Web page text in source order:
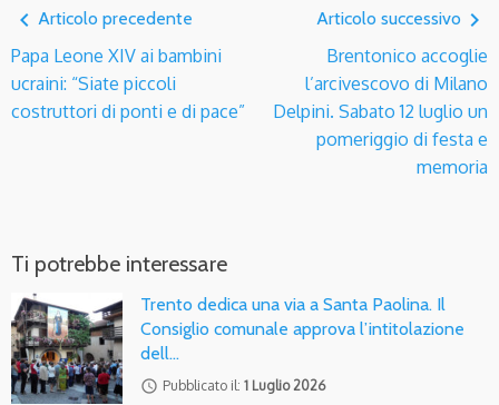
navigate_before Articolo precedente
Papa Leone XIV ai bambini
ucraini: “Siate piccoli
costruttori di ponti e di pace”
Articolo successivo navigate_next
Brentonico accoglie
l’arcivescovo di Milano
Delpini. Sabato 12 luglio un
pomeriggio di festa e
memoria
Ti potrebbe interessare
Trento dedica una via a Santa Paolina. Il
Consiglio comunale approva l’intitolazione
dell…
access_time Pubblicato il: 1 Luglio 2026